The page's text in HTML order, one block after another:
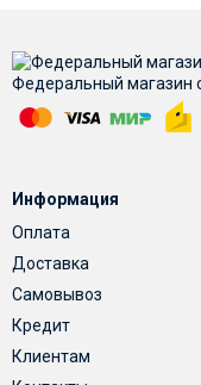
Федеральный магазин
Информация
Оплата
Доставка
Самовывоз
Кредит
Клиентам